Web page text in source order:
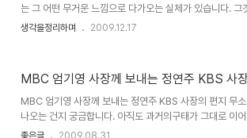
는 그 어떤 무거운 느낌으로 다가오는 실체가 있습니다. 그
하여 세상을 구한다는 등의 신화같은 것이라 할 수 있는데,
살린다!" 라는 말은 워낙 시각차가 크기 때문에 혹자의 경우
게 단정지을 수도 있겠지만, 도대체 그런 무시무시한 말이
생각을정리하며 2009.12.17
MBC 엄기영 사장께 보내는 정연주 KBS 사
MBC 엄기영 사장께 보내는 정연주 KBS 사장의 편지 무
나오는 건지 궁금합니다. 아직도 과거의구태가 그대로 이
오전에 문득 웹2.0에 대해 잠시 생각하다가 서글프다는 생
좋은글 2009.08.31